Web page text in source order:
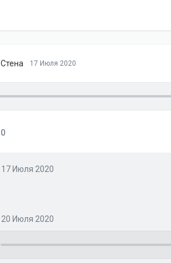
Стена 17 Июля 2020
0
17 Июля 2020
20 Июля 2020